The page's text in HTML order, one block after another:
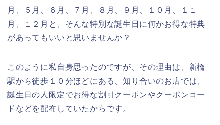
月、５月、６月、７月、８月、９月、１０月、１１
月、１２月と、そんな特別な誕生日に何かお得な特典
があってもいいと思いませんか？
このように私自身思ったのですが、その理由は、新橋
駅から徒歩１０分ほどにある、知り合いのお店では、
誕生日の人限定でお得な割引クーポンやクーポンコー
ドなどを配布していたからです。